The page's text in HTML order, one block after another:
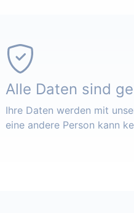
Alle Daten sind
Ihre Daten werden mit
eine andere Person kann